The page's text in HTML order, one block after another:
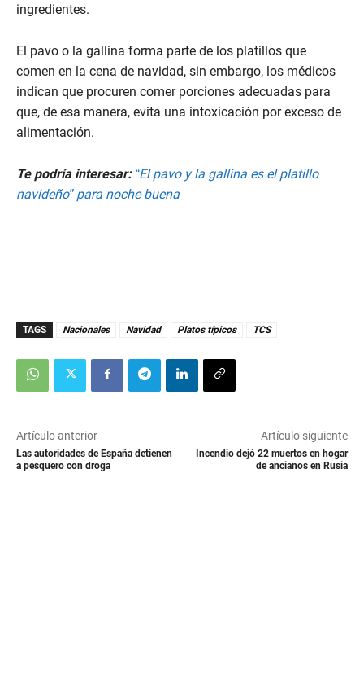
ingredientes.
El pavo o la gallina forma parte de los platillos que
comen en la cena de navidad, sin embargo, los médicos
indican que procuren comer porciones adecuadas para
que, de esa manera, evita una intoxicación por exceso de
alimentación.
Te podría interesar: “El pavo y la gallina es el platillo
navideño” para noche buena
TAGS Nacionales Navidad Platos típicos TCS
Artículo anterior
Las autoridades de España detienen
a pesquero con droga
Artículo siguiente
Incendio dejó 22 muertos en hogar
de ancianos en Rusia